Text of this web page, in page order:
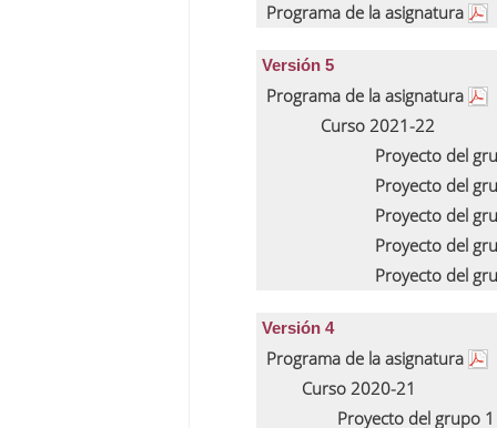
Programa de la asignatura
Versión 5
Programa de la asignatura
Curso 2021-22
Proyecto del
Proyecto del
Proyecto del
Proyecto del
Proyecto del
Versión 4
Programa de la asignatura
Curso 2020-21
Proyecto del grupo